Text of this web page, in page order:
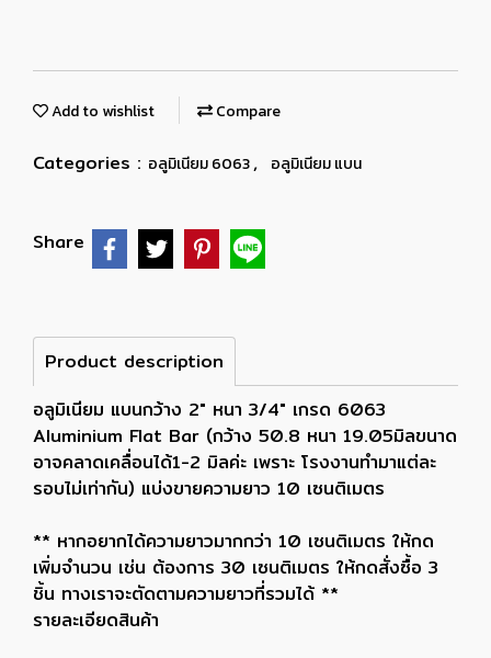
Add to wishlist Compare
Categories : อลูมิเนียม 6063, อลูมิเนียม แบน
Share
Product description
อลูมิเนียม แบนกว้าง 2" หนา 3/4" เกรด 6063
Aluminium Flat Bar (กว้าง 50.8 หนา 19.05มิลขนาด
อาจคลาดเคลื่อนได้1-2 มิลค่ะ เพราะ โรงงานทำมาแต่ละ
รอบไม่เท่ากัน) แบ่งขายความยาว 10 เซนติเมตร
** หากอยากได้ความยาวมากกว่า 10 เซนติเมตร ให้กด
เพิ่มจำนวน เช่น ต้องการ 30 เซนติเมตร ให้กดสั่งซื้อ 3
ชิ้น ทางเราจะตัดตามความยาวที่รวมได้ **
รายละเอียดสินค้า